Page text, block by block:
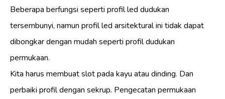
Beberapa berfungsi seperti profil led dudukan
tersembunyi, namun profil led arsitektural ini tidak dapat
dibongkar dengan mudah seperti profil dudukan
permukaan.
Kita harus membuat slot pada kayu atau dinding. Dan
perbaiki profil dengan sekrup. Pengecatan permukaan